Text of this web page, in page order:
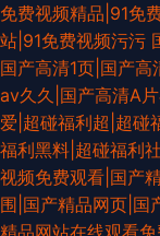
免费视频精品|91免
站|91免费视频污污
国产高清1页|国产
av久久|国产高清A
爱|超碰福利超|超碰
福利黑料|超碰福利
视频免费观看|国产
围|国产精品网页|国
精品网站在线观看